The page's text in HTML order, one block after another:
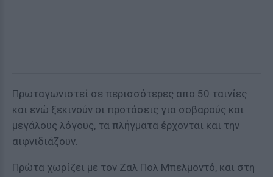
Πρωταγωνιστεί σε περισσότερες απο 50 ταινίες
και ενώ ξεκινούν οι προτάσεις για σοβαρούς και
μεγάλους λόγους, τα πλήγματα έρχονται και την
αιφνιδιάζουν.
Πρώτα χωρίζει με τον Ζαλ Πολ Μπελμοντό, και στη